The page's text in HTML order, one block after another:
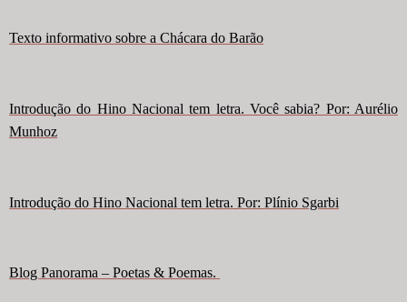
Texto informativo sobre a Chácara do Barão
Introdução do Hino Nacional tem letra. Você sabia? Por: Aurélio
Munhoz
Introdução do Hino Nacional tem letra. Por: Plínio Sgarbi
Blog Panorama – Poetas & Poemas.